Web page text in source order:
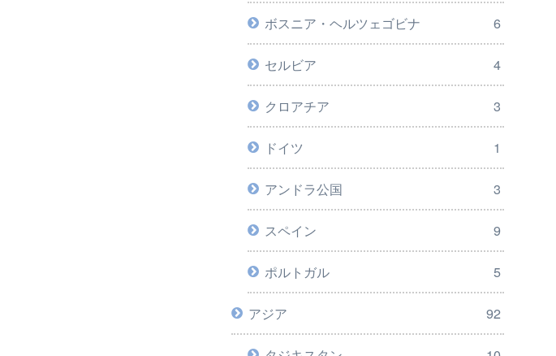
ボスニア・ヘルツェゴビナ 6
セルビア 4
クロアチア 3
ドイツ 1
アンドラ公国 3
スペイン 9
ポルトガル 5
アジア 92